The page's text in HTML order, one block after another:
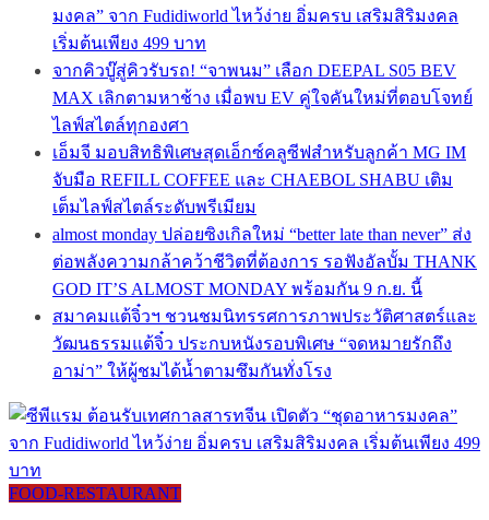
มงคล” จาก Fudidiworld ไหว้ง่าย อิ่มครบ เสริมสิริมงคล
เริ่มต้นเพียง 499 บาท
จากคิวบู๊สู่คิวรับรถ! “จาพนม” เลือก DEEPAL S05 BEV
MAX เลิกตามหาช้าง เมื่อพบ EV คู่ใจคันใหม่ที่ตอบโจทย์
ไลฟ์สไตล์ทุกองศา
เอ็มจี มอบสิทธิพิเศษสุดเอ็กซ์คลูซีฟสำหรับลูกค้า MG IM
จับมือ REFILL COFFEE และ CHAEBOL SHABU เติม
เต็มไลฟ์สไตล์ระดับพรีเมียม
almost monday ปล่อยซิงเกิลใหม่ “better late than never” ส่ง
ต่อพลังความกล้าคว้าชีวิตที่ต้องการ รอฟังอัลบั้ม THANK
GOD IT’S ALMOST MONDAY พร้อมกัน 9 ก.ย. นี้
สมาคมแต้จิ๋วฯ ชวนชมนิทรรศการภาพประวัติศาสตร์และ
วัฒนธรรมแต้จิ๋ว ประกบหนังรอบพิเศษ “จดหมายรักถึง
อาม่า” ให้ผู้ชมได้น้ำตามซึมกันทั่งโรง
FOOD-RESTAURANT